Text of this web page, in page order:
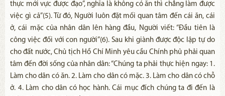
thực mới vực được đạo”, nghĩa là không có ăn thì chẳng làm được
việc gì cả”(5). Từ đó, Người luôn đặt mối quan tâm đến cái ăn, cái
ở, cái mặc của nhân dân lên hàng đầu, Người viết: “Đầu tiên là
công việc đối với con người”(6). Sau khi giành được độc lập tự do
cho đất nước, Chủ tịch Hồ Chí Minh yêu cầu Chính phủ phải quan
tâm đến đời sống của nhân dân: “Chúng ta phải thực hiện ngay: 1.
Làm cho dân có ăn. 2. Làm cho dân có mặc. 3. Làm cho dân có chỗ
ở. 4. Làm cho dân có học hành. Cái mục đích chúng ta đi đến là